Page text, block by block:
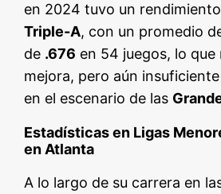
en 2024 tuvo un
Triple-A, con un promedio
de .676 en 54 juegos, lo que
mejora, pero aún
en el escenario de las
Estadísticas en Ligas
en Atlanta
A lo largo de su carrera en